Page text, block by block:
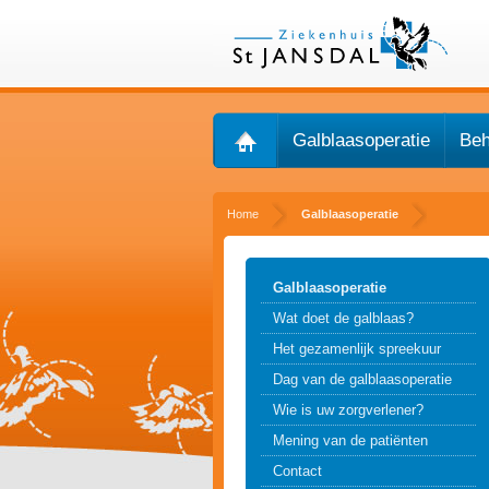
Galblaasoperatie
Home Galblaasoperatie
Galblaasoperatie
Wat doet de galblaas?
Het gezamenlijk spreekuur
Dag van de galblaasoperatie
Wie is uw zorgverlener?
Mening van de patiënten
Contact